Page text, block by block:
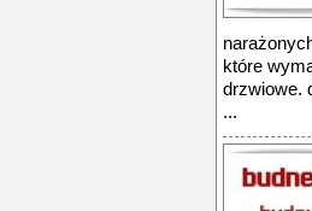
które
drzwiowe.
...